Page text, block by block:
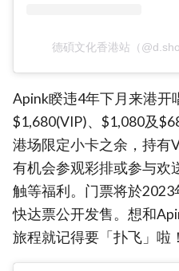
德碩文化香港站（
Apink睽违4年下月来港开
$1,680(VIP)、$1,080及
港场限定小卡之余，持有
有机会参观彩排或参与欢
触等福利。门票将於
快达票公开发售。想和
旅程就记得要「扑飞」啦！